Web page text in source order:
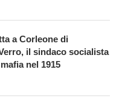
a Corleone di
il sindaco socialista
nel 1915